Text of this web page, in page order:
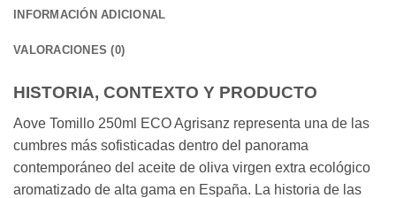
INFORMACIÓN ADICIONAL
VALORACIONES (0)
HISTORIA, CONTEXTO Y PRODUCTO
Aove Tomillo 250ml ECO Agrisanz representa una de las
cumbres más sofisticadas dentro del panorama
contemporáneo del aceite de oliva virgen extra ecológico
aromatizado de alta gama en España. La historia de las